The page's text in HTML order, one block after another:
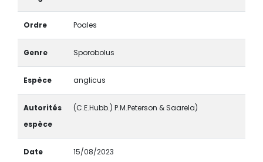
Ordre Poales
Genre Sporobolus
Espèce anglicus
Autorités
espèce
(C.E.Hubb.) P.M.Peterson & Saarela)
Date 15/08/2023